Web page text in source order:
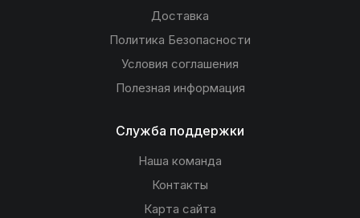
Доставка
Политика Безопасности
Условия соглашения
Полезная информация
Служба поддержки
Наша команда
Контакты
Карта сайта